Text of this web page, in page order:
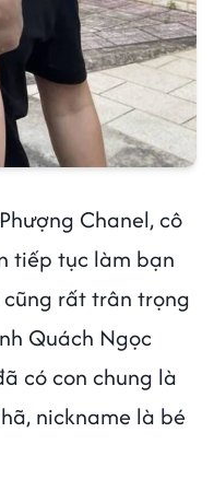
Chanel, cô
tiếp tục làm bạn
rất trân trọng
Quách Ngọc
có con chung là
nickname là bé